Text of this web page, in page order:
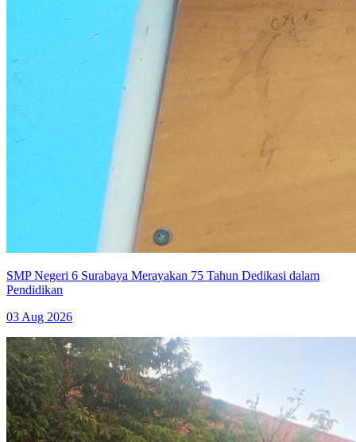
SMP Negeri 6 Surabaya Merayakan 75 Tahun Dedikasi dalam
Pendidikan
03 Aug 2026